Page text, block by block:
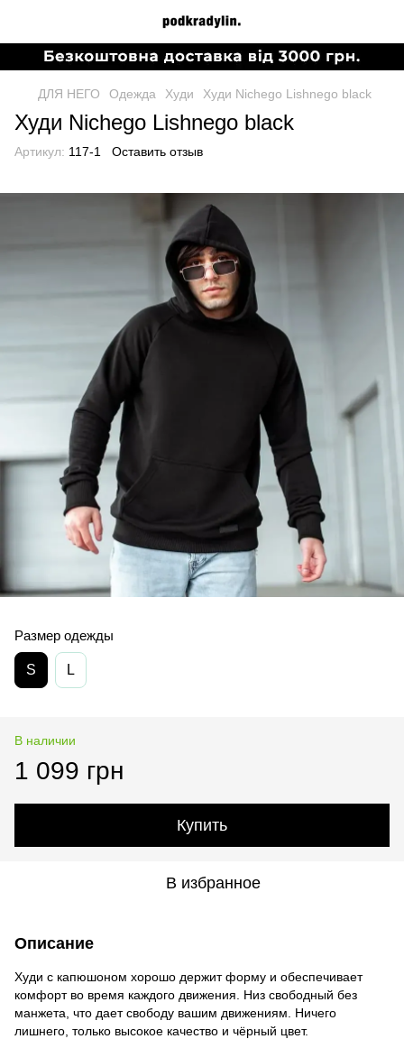
ДЛЯ НЕГО Одежда Худи Худи Nichego Lishnego black
Худи Nichego Lishnego black
Артикул: 117-1 Оставить отзыв
Размер одежды
S L
В наличии
1 099 грн
Купить
В избранное
Описание
Худи с капюшоном хорошо держит форму и обеспечивает
комфорт во время каждого движения. Низ свободный без
манжета, что дает свободу вашим движениям. Ничего
лишнего, только высокое качество и чёрный цвет.